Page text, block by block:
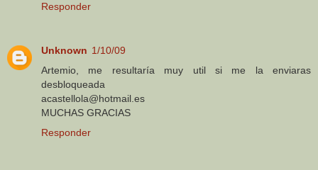
Responder
Unknown 1/10/09
Artemio, me resultaría muy util si me la enviaras
desbloqueada
acastellola@hotmail.es
MUCHAS GRACIAS
Responder